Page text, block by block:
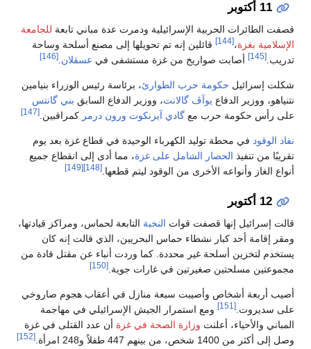
11 أكتوبر
قصفت الطائرات الحربية الإسرائيلية ودمرت عدة مباني تابعة للجامعة
الإسلامية بغزة،[144]
قائلين إنه تم تحويلها إلى مصنع أسلحة وساحة
تدريب. [145] أصابت صواريخ من غزة مستشفى في عسقلان [146]
شكلت إسرائيل حكومة حرب الطوارئ، برئاسة رئيس الوزراء بنيامين
نتنياهو، ووزير الدفاع يوآڤ گالانت، ووزير الدفاع السابق بني گانتس
على رأس حكومة حرب مع گادي آيزنكوت ورون درمر كمراقبين. [147]
نفاد الوقود في محطة توليد الكهرباء الوحيدة في قطاع غزة بعد يوم
تقريبًا من تنفيذ الحصار الشامل على غزة، مما أدى إلى انقطاع جميع
أنواع الغاز وأنواعه الأخرى من الوقود ليتم قطعها. [148]
[149]
12 أكتوبر
قالت إسرائيل إنها قصفت قوات النخبة التابعة لحماس، ومراكز قيادتها،
ومقر إقامة أحد كبار نشطاء حماس البحريين، الذي قالت إنه كان
يستخدم لتخزين أسلحة غير محددة. كما وردت أنباء عن مقتل قادة من
مجموعتين مسلحتين صغيرتين في غارات جوية. [150]
أصيب أربعة أشخاص وأصيبت سبعة منازل في أعقاب هجوم صاروخي
على سديروت. [151]
ومع استمرار الجيش الإسرائيلي في مهاجمة
المباني والأحياء، أعلنت وزارة الصحة في غزة أن عدد القتلى في غزة
وصل إلى أكثر من 1400 شخص، من بينهم 447 طفلاً و248 امرأة.
[152]